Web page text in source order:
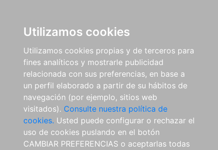
Utilizamos cookies
Utilizamos cookies propias y de terceros para
fines analíticos y mostrarle publicidad
relacionada con sus preferencias, en base a
un perfil elaborado a partir de su hábitos de
navegación (por ejemplo, sitios web
visitados). Consulte nuestra política de
cookies. Usted puede configurar o rechazar el
uso de cookies puslando en el botón
CAMBIAR PREFERENCIAS o aceptarlas todas